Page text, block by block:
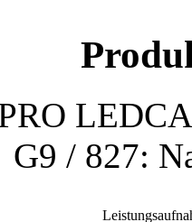
G9 / 827: